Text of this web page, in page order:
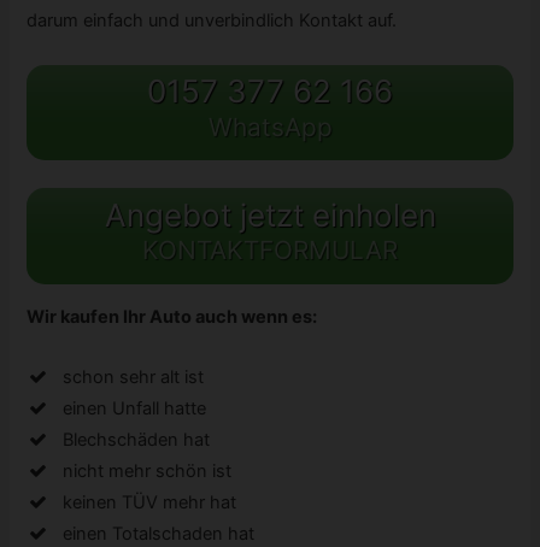
darum einfach und unverbindlich Kontakt auf.
0157 377 62 166
WhatsApp
Angebot jetzt einholen
KONTAKTFORMULAR
Wir kaufen Ihr Auto auch wenn es:
schon sehr alt ist
einen Unfall hatte
Blechschäden hat
nicht mehr schön ist
keinen TÜV mehr hat
einen Totalschaden hat